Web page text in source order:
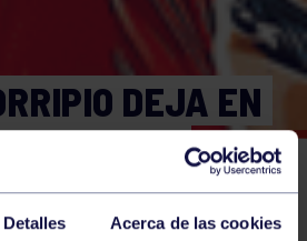
Detalles Acerca de las cookies
DEJA EN
SERVICIO
GRUPO LAS